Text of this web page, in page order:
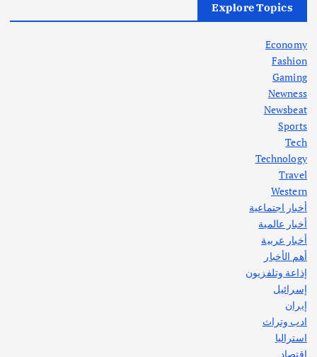
في جذور المشكلة وحلولها المستدامة
أهم الأخبار
اختتام ورشة السينوغرافيا في مدينة كلباء الاماراتية
أغسطس 3, 2026
Explore Topics
Economy
Fashion
Gaming
Newness
Newsbeat
Sports
Tech
Technology
Travel
Western
أخبار اجتماعية
أخبار عالمية
أخبار عربية
أهم الأخبار
إذاعة وتلفزيون
إسرائيل
إيران
ادب وتراث
استراليا
اقتصاد